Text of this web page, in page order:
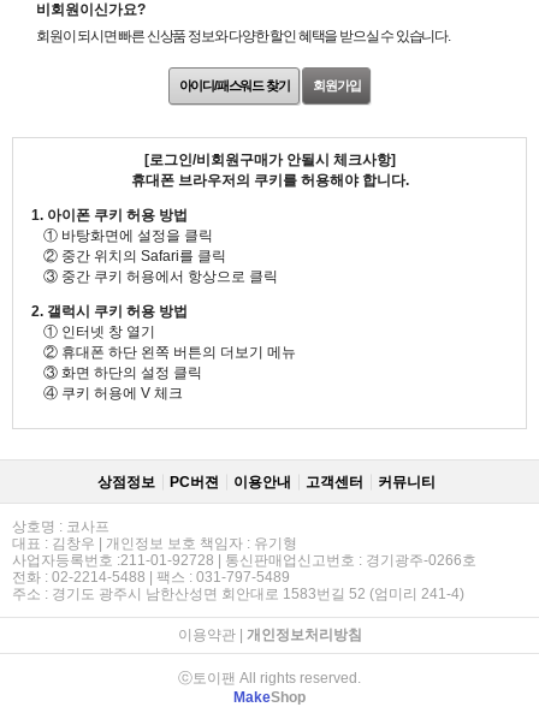
비회원이신가요?
회원이 되시면 빠른 신상품 정보와 다양한 할인 혜택을 받으실 수 있습니다.
아이디/패스워드 찾기 회원가입
[로그인/비회원구매가 안될시 체크사항]
휴대폰 브라우저의 쿠키를 허용해야 합니다.
1. 아이폰 쿠키 허용 방법
① 바탕화면에 설정을 클릭
② 중간 위치의 Safari를 클릭
③ 중간 쿠키 허용에서 항상으로 클릭
2. 갤럭시 쿠키 허용 방법
① 인터넷 창 열기
② 휴대폰 하단 왼쪽 버튼의 더보기 메뉴
③ 화면 하단의 설정 클릭
④ 쿠키 허용에 V 체크
상점정보 PC버젼 이용안내 고객센터 커뮤니티
상호명 : 코사프
대표 : 김창우 | 개인정보 보호 책임자 : 유기형
사업자등록번호 :211-01-92728 | 통신판매업신고번호 : 경기광주-0266호
전화 : 02-2214-5488 | 팩스 : 031-797-5489
주소 : 경기도 광주시 남한산성면 회안대로 1583번길 52 (엄미리 241-4)
이용약관| 개인정보처리방침
ⓒ토이팬 All rights reserved.
MakeShop